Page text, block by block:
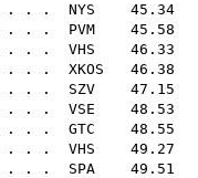
. . . NYS 45.34
. . . PVM 45.58
. . . VHS 46.33
. . . XKOS 46.38
. . . SZV 47.15
. . . VSE 48.53
. . . GTC 48.55
. . . VHS 49.27
. . . SPA 49.51